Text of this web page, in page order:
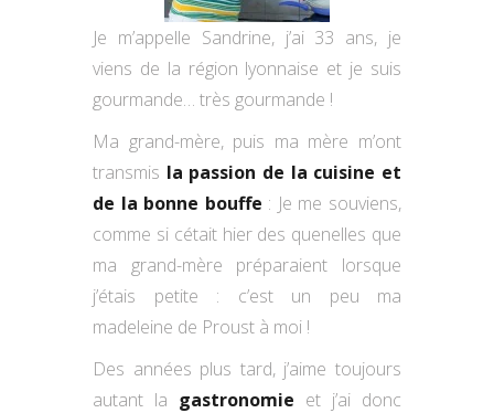
Je m’appelle Sandrine, j’ai 33 ans, je
viens de la région lyonnaise et je suis
gourmande… très gourmande !
Ma grand-mère, puis ma mère m’ont
transmis la passion de la cuisine et
de la bonne bouffe : Je me souviens,
comme si cétait hier des quenelles que
ma grand-mère préparaient lorsque
j’étais petite : c’est un peu ma
madeleine de Proust à moi !
Des années plus tard, j’aime toujours
autant la gastronomie et j’ai donc